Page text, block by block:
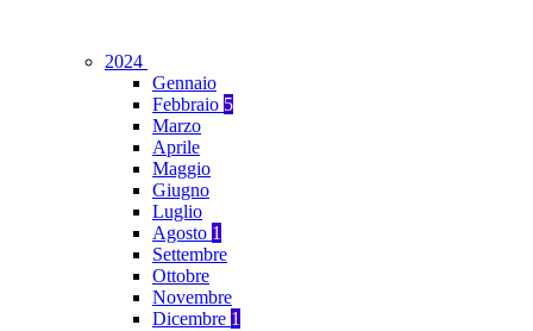
2024
Gennaio
Febbraio 5
Marzo
Aprile
Maggio
Giugno
Luglio
Agosto 1
Settembre
Ottobre
Novembre
Dicembre 1